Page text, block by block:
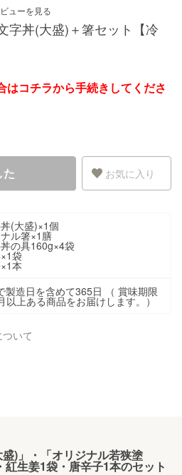
ューを見る
字丼(大盛)＋箸セット【冷
はコチラから手続きしてくださ
た お気に入り
(大盛)×1個
ル箸×1膳
の具160g×4袋
袋
本
製造日を含めて365日 （ 賞味期限
以上ある商品をお届けします。）
いて
)」・「オリジナル若狭塗
生姜1袋・唐辛子1本のセット